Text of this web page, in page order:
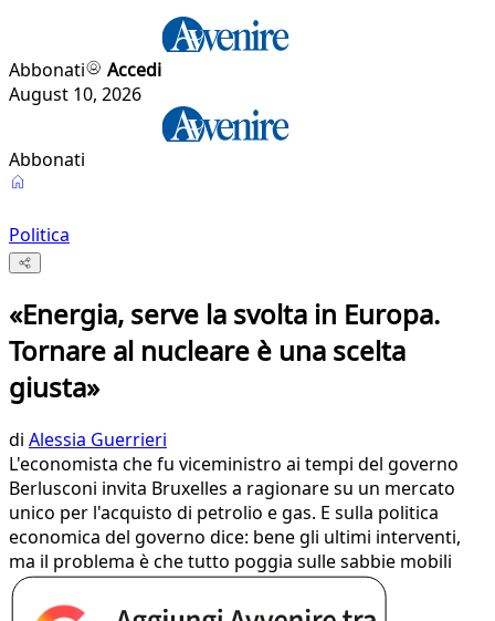
Abbonati
Accedi
August 10, 2026
Abbonati
Politica
«Energia, serve la svolta in Europa.
Tornare al nucleare è una scelta
giusta»
di Alessia Guerrieri
L'economista che fu viceministro ai tempi del governo
Berlusconi invita Bruxelles a ragionare su un mercato
unico per l'acquisto di petrolio e gas. E sulla politica
economica del governo dice: bene gli ultimi interventi,
ma il problema è che tutto poggia sulle sabbie mobili